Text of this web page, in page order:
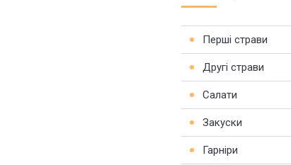
Перші страви
Другі страви
Салати
Закуски
Гарніри